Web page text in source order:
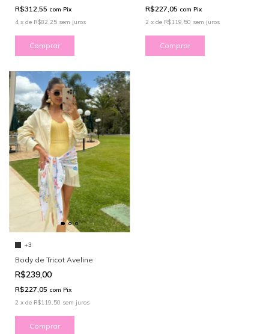
R$312,55 com Pix
4 x de R$82,25 sem juros
Comprar
R$227,05 com Pix
2 x de R$119,50 sem juros
Comprar
+3
Body de Tricot Aveline
R$239,00
R$227,05 com Pix
2 x de R$119,50 sem juros
Comprar